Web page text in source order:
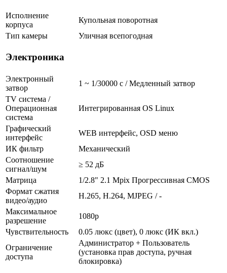
Исполнение
корпуса
Купольная поворотная
Тип камеры
Уличная всепогодная
Электроника
Электронный
затвор
1 ~ 1/30000 с / Медленный затвор
TV система /
Операционная
система
Интегрированная OS Linux
Графический
интерфейс
WEB интерфейс, OSD меню
ИК фильтр
Механический
Соотношение
сигнал/шум
≥ 52 дБ
Матрица
1/2.8" 2.1 Mpix Прогрессивная CMOS
Формат сжатия
видео/аудио
H.265, H.264, MJPEG / -
Максимальное
разрешение
1080p
Чувствительность
0.05 люкс (цвет), 0 люкс (ИК вкл.)
Ограничение
доступа
Администратор + Пользователь
(установка прав доступа, ручная
блокировка)